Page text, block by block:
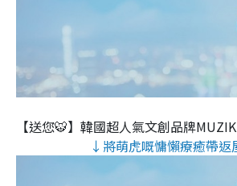
【送您🐯】韓國超人氣文創品牌
↓將萌虎嘅慵懶療癒帶返